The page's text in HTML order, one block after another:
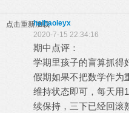
点击重新加载haihaoleyx
2020-7-15 22:34:16
期中点评：
学期里孩子的盲算抓得
假期如果不把数学作为
维持状态即可，每天用
续保持，三下已经回滚